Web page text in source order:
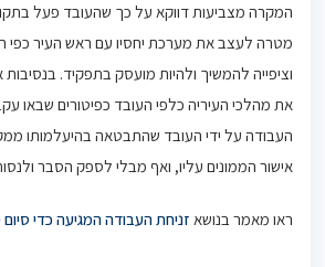
המקרה מצביעות דווקא על כך שהעובד פעל
מטרה לעצב את מערכת יחסיו עם ראש העיר כפי
וציפייה להמשיך ולהיות מועסק בתפקיד.
את מהלכי העיריה כלפי העובד כפיטורים שבאו
העבודה על ידי העובד שהתבטאה בהיעלמותו
אישור הממונים עליו, ואף מבלי לספק הסבר
ראו מאמר בנושא זניחת העבודה המגיעה כדי